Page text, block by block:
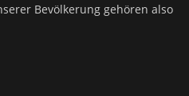
Bevölkerung gehören also